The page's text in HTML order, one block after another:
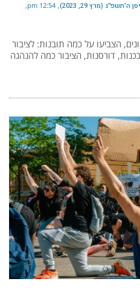
ה׳תשפ״ג (מרץ 29, 2023) 12:54 pm
הצביעו על כמה תובנות: לציבור
דורסנות, הציבור כמה להנהגה